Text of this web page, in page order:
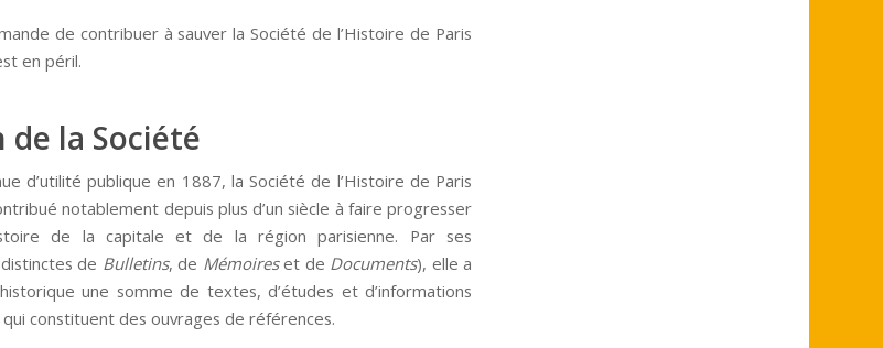
de contribuer à sauver la Société de l’Histoire de Paris
en péril.
la Société
d’utilité publique en 1887, la Société de l’Histoire de Paris
notablement depuis plus d’un siècle à faire progresser
de la capitale et de la région parisienne. Par ses
de Bulletins, de Mémoireset de Documents), elle a
une somme de textes, d’études et d’informations
constituent des ouvrages de références.